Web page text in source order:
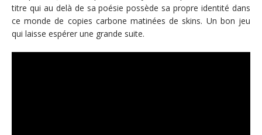
titre qui au delà de sa poésie possède sa propre identité dans
ce monde de copies carbone matinées de skins. Un bon jeu
qui laisse espérer une grande suite.